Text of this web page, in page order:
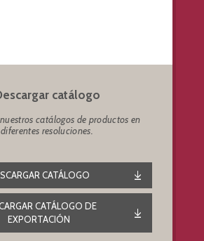
catálogo
catálogos de productos en
diferentes resoluciones.
CATÁLOGO
CATÁLOGO DE
EXPORTACIÓN